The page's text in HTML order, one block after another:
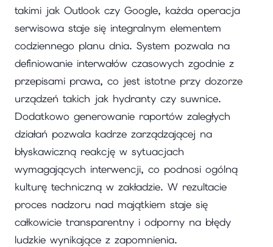
takimi jak Outlook czy Google, każda operacja
serwisowa staje się integralnym elementem
codziennego planu dnia. System pozwala na
definiowanie interwałów czasowych zgodnie z
przepisami prawa, co jest istotne przy dozorze
urządzeń takich jak hydranty czy suwnice.
Dodatkowo generowanie raportów zaległych
działań pozwala kadrze zarządzającej na
błyskawiczną reakcję w sytuacjach
wymagających interwencji, co podnosi ogólną
kulturę techniczną w zakładzie. W rezultacie
proces nadzoru nad majątkiem staje się
całkowicie transparentny i odporny na błędy
ludzkie wynikające z zapomnienia.